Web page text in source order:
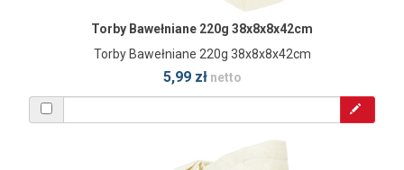
Torby Bawełniane 220g 38x8x8x42cm
Torby Bawełniane 220g 38x8x8x42cm
5,99 złnetto